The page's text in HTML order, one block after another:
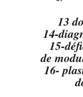
13
14-
15-
de
16-